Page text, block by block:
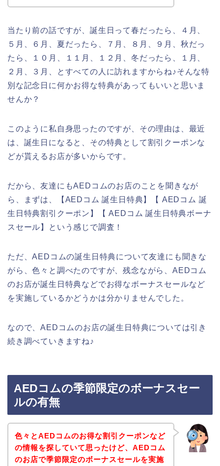
当たり前の話ですが、誕生日って春だったら、４月、
５月、６月、夏だったら、７月、８月、９月、秋だっ
たら、１０月、１１月、１２月、冬だったら、１月、
２月、３月、とすべての人に訪れますからね♪そんな特
別な記念日に何かお得な特典があってもいいと思いま
せんか？
このように私自身思ったのですが、その理由は、最近
は、誕生日になると、その特典として割引クーポンな
どが貰えるお店が多いからです。
だから、友達にもAEDコムのお店のことを聞きなが
ら、まずは、【AEDコム 誕生日特典】【 AEDコム 誕
生日特典割引クーポン】【 AEDコム 誕生日特典ボーナ
スセール】という感じで調査！
ただ、AEDコムの誕生日特典について友達にも聞きな
がら、色々と調べたのですが、残念ながら、AEDコム
のお店が誕生日特典などでお得なボーナスセールなど
を実施しているかどうかは分かりませんでした。
なので、AEDコムのお店の誕生日特典については引き
続き調べていきますね♪
AEDコムの季節限定のボーナスセー
ルの有無
色々とAEDコムのお得な割引クーポンなど
の情報を探していて思ったけど、AEDコム
のお店で季節限定のボーナスセールを実施